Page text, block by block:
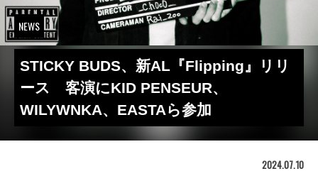
NEWS
STICKY BUDS、新AL『Flipping』リリ
ース 客演にKID PENSEUR、
WILYWNKA、EASTAら参加
2024.07.10